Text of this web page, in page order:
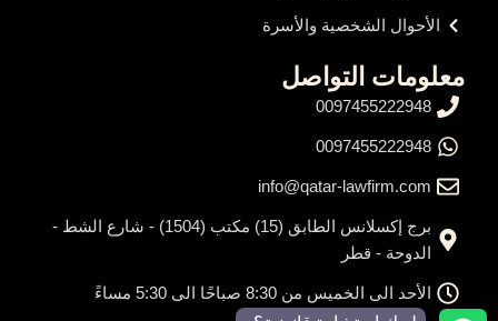
الأحوال الشخصية والأسرة
معلومات التواصل
0097455222948
0097455222948
info@qatar-lawfirm.com
برج إكسلانس الطابق (15) مكتب (1504) - شارع الشط -
الدوحة - قطر
الأحد الى الخميس من 8:30 صباحًا الى 5:30 مساءً